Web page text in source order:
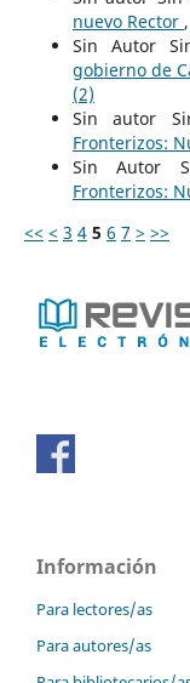
nuevo Rector ,
Sin Autor
gobierno de
(2)
Sin autor
Fronterizos:
Sin Autor
Fronterizos:
<< < 3 4 5 6 7 > >>
Información
Para lectores/as
Para autores/as